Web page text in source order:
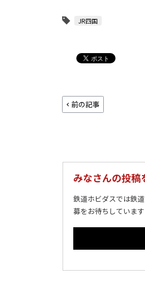
JR四国
前の記事
みなさんの投稿
鉄道ホビダスでは鉄
募をお待ちしています